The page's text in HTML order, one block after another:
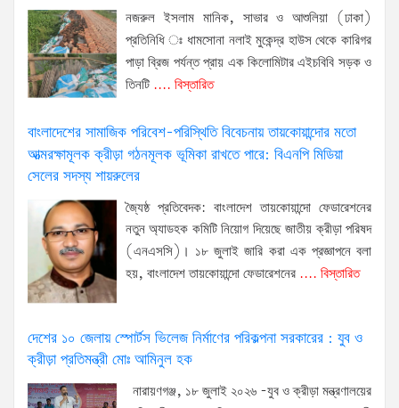
নজরুল ইসলাম মানিক, সাভার ও আশুলিয়া (ঢাকা)
প্রতিনিধি ঃ ধামসোনা নলাই মুকেন্দ্র হাউস থেকে কারিগর
পাড়া ব্রিজ পর্যন্ত প্রায় এক কিলোমিটার এইচবিবি সড়ক ও
তিনটি .... বিস্তারিত
বাংলাদেশের সামাজিক পরিবেশ-পরিস্থিতি বিবেচনায় তায়কোয়ান্দোর মতো
আত্মরক্ষামূলক ক্রীড়া গঠনমূলক ভূমিকা রাখতে পারে: বিএনপি মিডিয়া
সেলের সদস্য শায়রুলের
জ্যৈষ্ঠ প্রতিবেদক: বাংলাদেশ তায়কোয়ান্দো ফেডারেশনের
নতুন অ্যাডহক কমিটি নিয়োগ দিয়েছে জাতীয় ক্রীড়া পরিষদ
(এনএসসি)। ১৮ জুলাই জারি করা এক প্রজ্ঞাপনে বলা
হয়, বাংলাদেশ তায়কোয়ান্দো ফেডারেশনের .... বিস্তারিত
দেশের ১০ জেলায় স্পোর্টস ভিলেজ নির্মাণের পরিকল্পনা সরকারের : যুব ও
ক্রীড়া প্রতিমন্ত্রী মোঃ আমিনুল হক
নারায়ণগঞ্জ, ১৮ জুলাই ২০২৬ -যুব ও ক্রীড়া মন্ত্রণালয়ের